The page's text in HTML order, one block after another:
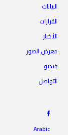
البيانات
القرارات
الأخبار
معرض الصور
فيديو
التواصل
Arabic